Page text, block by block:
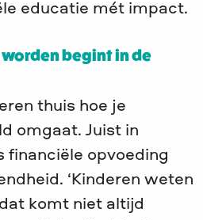
educatie mét impact.
begint in de
thuis hoe je
omgaat. Juist in
financiële opvoeding
‘Kinderen weten
komt niet altijd